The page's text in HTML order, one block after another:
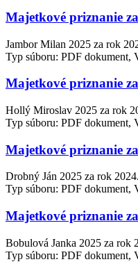
Majetkové priznanie
Jambor Milan 2025 za rok
Typ súboru: PDF dokument,
Majetkové priznanie
Hollý Miroslav 2025 za rok
Typ súboru: PDF dokument,
Majetkové priznanie
Drobný Ján 2025 za rok
Typ súboru: PDF dokument,
Majetkové priznanie
Bobulová Janka 2025 za rok
Typ súboru: PDF dokument,